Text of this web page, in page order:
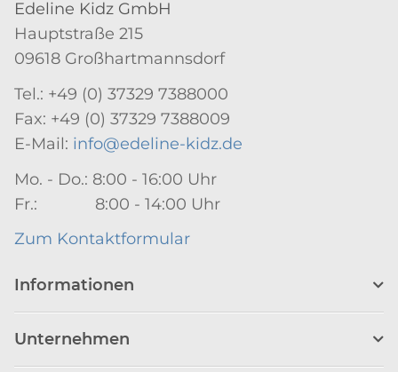
Edeline Kidz GmbH
Hauptstraße 215
09618 Großhartmannsdorf
Tel.: +49 (0) 37329 7388000
Fax: +49 (0) 37329 7388009
E-Mail: info@edeline-kidz.de
Mo. - Do.: 8:00 - 16:00 Uhr
Fr.: 8:00 - 14:00 Uhr
Zum Kontaktformular
Informationen
Unternehmen